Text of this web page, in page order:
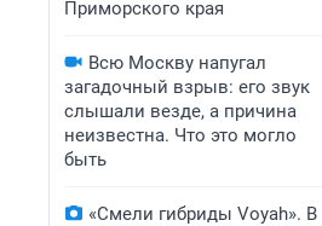
Приморского края
Всю Москву напугал
загадочный взрыв: его звук
слышали везде, а причина
неизвестна. Что это могло
быть
«Смели гибриды Voyah». В